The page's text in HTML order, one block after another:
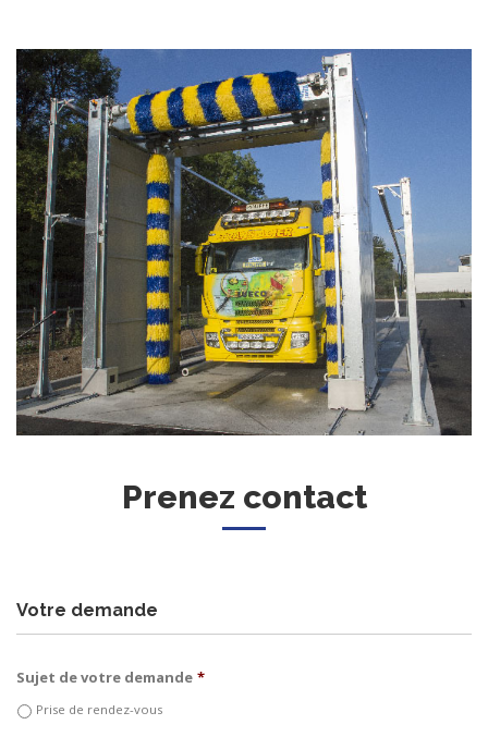
Prenez contact
Votre demande
Sujet de votre demande *
Prise de rendez-vous